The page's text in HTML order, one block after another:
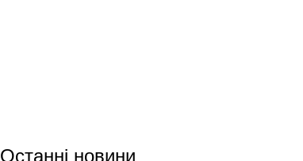
Останні новини